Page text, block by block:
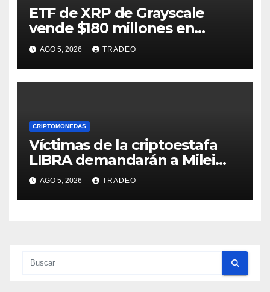
ETF de XRP de Grayscale
vende $180 millones en
tokens tras grandes pérdidas
AGO 5, 2026 TRADEO
CRIPTOMONEDAS
Víctimas de la criptoestafa
LIBRA demandarán a Milei
por daños y perjuicios
AGO 5, 2026 TRADEO